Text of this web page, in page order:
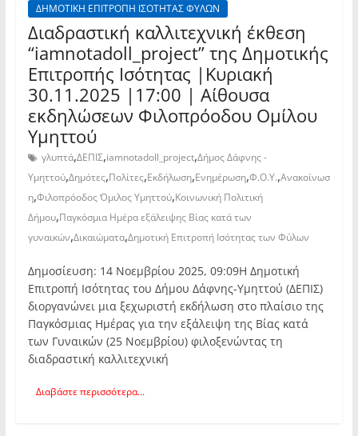
ΔΗΜΟΤΙΚΗ ΕΠΙΤΡΟΠΗ ΙΣΟΤΗΤΑΣ ΦΥΛΩΝ
Διαδραστική καλλιτεχνική έκθεση
“iamnotadoll_project” της Δημοτικής
Επιτροπής Ισότητας |Κυριακή
30.11.2025 |17:00 | Αίθουσα
εκδηλώσεων Φιλοπρόοδου Ομίλου
Υμηττού
γλυπτά,ΔΕΠΙΣ,iamnotadoll_project,Δήμος Δάφνης -
Υμηττού,Δημότες,Πολίτες,Εκδήλωση,Ενημέρωση,Φ.Ο.Υ.,Ανακοίνωσ
η,Φιλοπρόοδος Όμιλος Υμηττού,Κοινωνική Πολιτική
Δήμου,Παγκόσμια Ημέρα εξάλειψης Βίας κατά των
γυναικών,Δικαιώματα,Δημοτική Επιτροπή Ισότητας των Φύλων
Δημοσίευση: 14 Νοεμβρίου 2025, 09:09Η Δημοτική
Επιτροπή Ισότητας του Δήμου Δάφνης-Υμηττού (ΔΕΠΙΣ)
διοργανώνει μια ξεχωριστή εκδήλωση στο πλαίσιο της
Παγκόσμιας Ημέρας για την εξάλειψη της Βίας κατά
των Γυναικών (25 Νοεμβρίου) φιλοξενώντας τη
διαδραστική καλλιτεχνική
Διαβάστε περισσότερα...